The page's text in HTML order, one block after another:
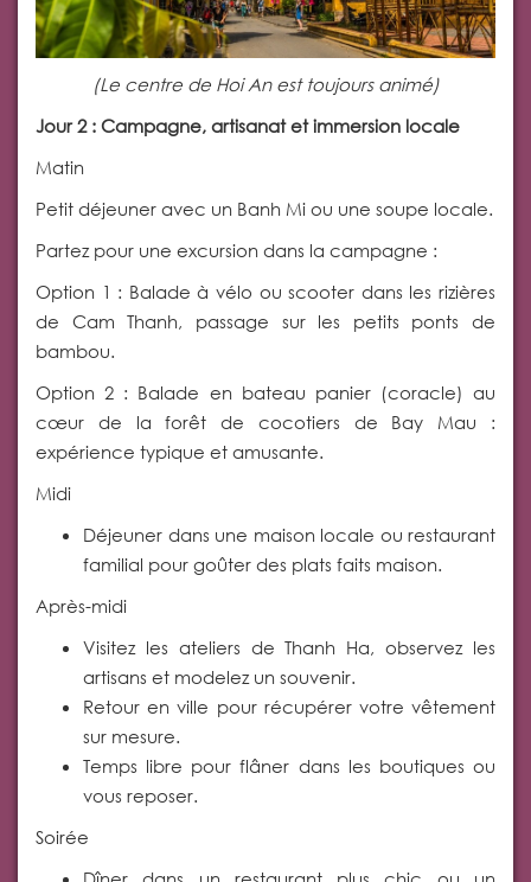
(Le centre de Hoi An est toujours animé)
Jour 2 : Campagne, artisanat et immersion locale
Matin
Petit déjeuner avec un Banh Mi ou une soupe locale.
Partez pour une excursion dans la campagne :
Option 1 : Balade à vélo ou scooter dans les rizières
de Cam Thanh, passage sur les petits ponts de
bambou.
Option 2 : Balade en bateau panier (coracle) au
cœur de la forêt de cocotiers de Bay Mau :
expérience typique et amusante.
Midi
Déjeuner dans une maison locale ou restaurant
familial pour goûter des plats faits maison.
Après-midi
Visitez les ateliers de Thanh Ha, observez les
artisans et modelez un souvenir.
Retour en ville pour récupérer votre vêtement
sur mesure.
Temps libre pour flâner dans les boutiques ou
vous reposer.
Soirée